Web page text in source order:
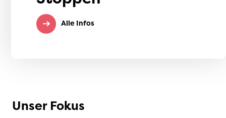
Alle Infos
Unser Fokus